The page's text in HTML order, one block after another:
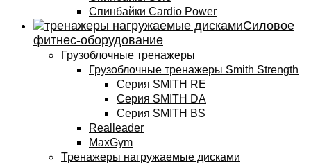
Спинбайки Cardio Power
Силовое
фитнес-оборудование
Грузоблочные тренажеры
Грузоблочные тренажеры Smith Strength
Серия SMITH RE
Серия SMITH DA
Серия SMITH BS
Realleader
MaxGym
Тренажеры нагружаемые дисками